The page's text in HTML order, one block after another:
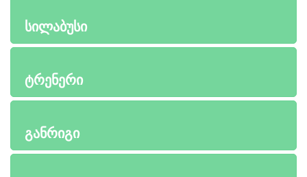
სილაბუსი
ტრენერი
განრიგი